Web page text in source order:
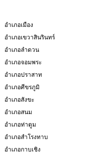
อำเภอเมือง
อำเภอเขวาสินรินทร์
อำเภอลำดวน
อำเภอจอมพระ
อำเภอปราสาท
อำเภอศีขรภูมิ
อำเภอสังขะ
อำเภอสนม
อำเภอท่าตูม
อำเภอสำโรงทาบ
อำเภอกาบเชิง